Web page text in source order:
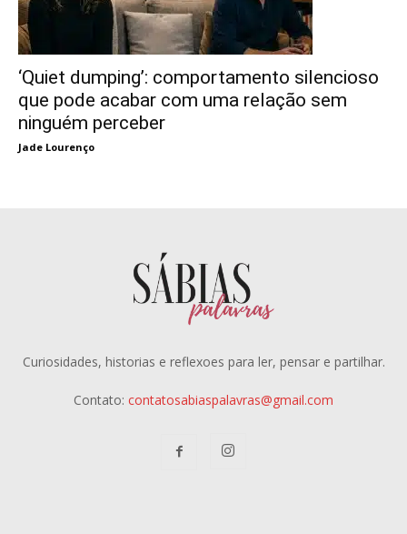
‘Quiet dumping’: comportamento silencioso
que pode acabar com uma relação sem
ninguém perceber
Jade Lourenço
Curiosidades, historias e reflexoes para ler, pensar e partilhar.
Contato: contatosabiaspalavras@gmail.com